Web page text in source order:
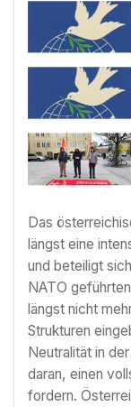
Das
längst eine
und beteiligt
NATO
längst nicht
Strukturen
Neutralität in
daran, einen
fordern.